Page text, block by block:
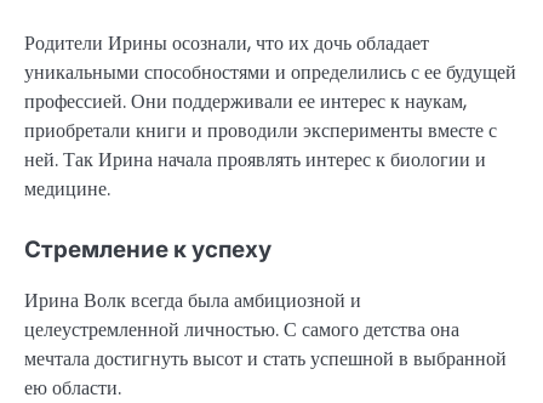
Родители Ирины осознали, что их дочь обладает
уникальными способностями и определились с ее будущей
профессией. Они поддерживали ее интерес к наукам,
приобретали книги и проводили эксперименты вместе с
ней. Так Ирина начала проявлять интерес к биологии и
медицине.
Стремление к успеху
Ирина Волк всегда была амбициозной и
целеустремленной личностью. С самого детства она
мечтала достигнуть высот и стать успешной в выбранной
ею области.